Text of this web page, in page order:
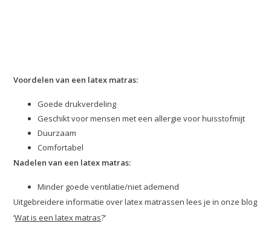
Voordelen van een latex matras:
Goede drukverdeling
Geschikt voor mensen met een allergie voor huisstofmijt
Duurzaam
Comfortabel
Nadelen van een latex matras:
Minder goede ventilatie/niet ademend
Uitgebreidere informatie over latex matrassen lees je in onze blog
‘Wat is een latex matras?’